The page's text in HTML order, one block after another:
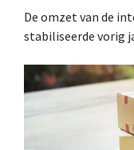
De omzet van de
stabiliseerde vorig